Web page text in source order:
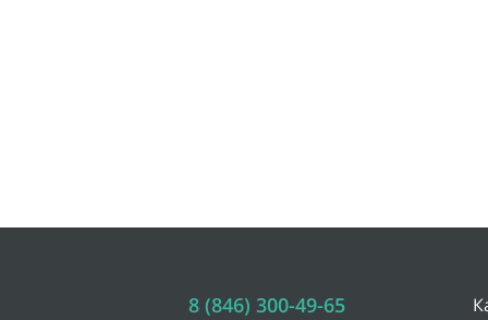
8 (846) 300-49-65